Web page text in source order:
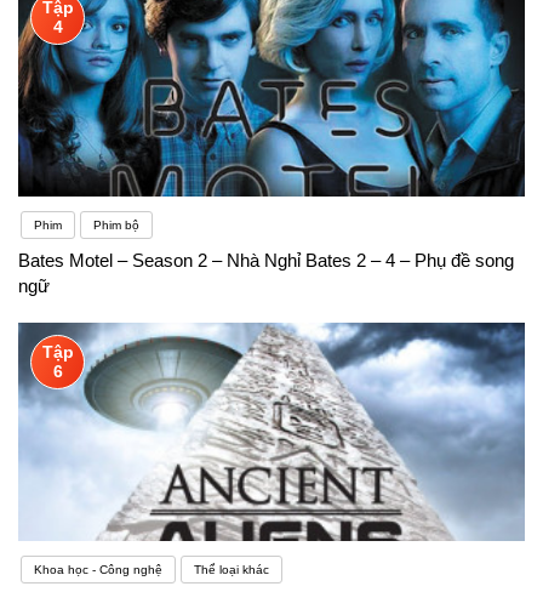
Tập
4
Phim Phim bộ
Bates Motel – Season 2 – Nhà Nghỉ Bates 2 – 4 – Phụ đề song
ngữ
Tập
6
Khoa học - Công nghệ Thể loại khác